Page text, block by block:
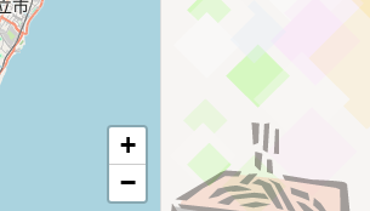
+
−